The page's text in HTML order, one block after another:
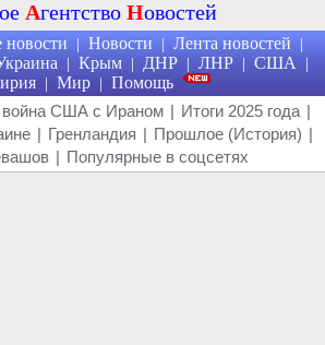
Агентство Новостей
новости | Новости | Лента новостей |
| Крым | ДНР | ЛНР | США |
| Мир | Помощь
война США с Ираном | Итоги 2025 года |
| Гренландия | Прошлое (История) |
| Популярные в соцсетях